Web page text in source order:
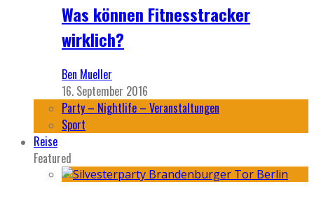
Was können Fitnesstracker
wirklich?
Ben Mueller
16. September 2016
Party – Nightlife – Veranstaltungen
Sport
Reise
Featured